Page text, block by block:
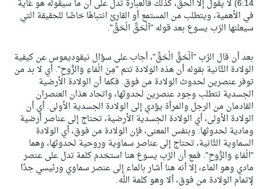
6:14) لا يقول إلا الحق، كذلك فالعبارة تدل على أن ما سيقوله هو غاية
في الأهمية، ويتطلب من المستمع أو القارئ انتباهًا خاصًا للحقيقة التي
سيعلنها الرّب يسوع بعد قوله "ﭐلْحَقَّ الْحَقَّ".
بعد أن قال الرّب "ﭐلْحَقَّ الْحَقَّ"، أجاب على سؤال نيقوديموس عن كيفية
الولادة الثّانية بقوله أن هذه الولادة تتم "مِنَ الْمَاءِ وَالرُّوحِ". أي لا بد من
توفر عنصرين لحدوث الولادة من فوق. فكما أن الولادة الأرضية
الجسدية تتطلب وجود عنصرين لحدوثها، واتحاد هذان العنصران
القادمان من الرجل والمرأة يؤدي إلى الولادة الجسدية الأولى. أي أن
الولادة الأولى، أي الولادة الجسدية الأرضية، تحتاج إلى عناصر أرضية
ومادية لحدوثها. وبنفس المعنى، فإن الولادة من فوق، أي الولادة
السماوية الثّانية، تحتاج إلى عناصر سماوية وروحية لحدوثها، وهما
"الْمَاءِ وَالرُّوحِ". فمع أن الرّب يسوع هنا استخدم كلمة تدل على عنصر
مادي وهو الماء، إلا أنه هنا أشار بالماء إلى عنصر سماوي ورئيسي جدًا
لإتمام الولادة من فوق، ألا وهو كلمة الله.